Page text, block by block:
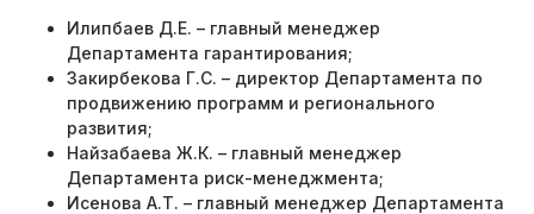
Илипбаев Д.Е. – главный менеджер
Департамента гарантирования;
Закирбекова Г.С. – директор Департамента по
продвижению программ и регионального
развития;
Найзабаева Ж.К. – главный менеджер
Департамента риск-менеджмента;
Исенова А.Т. – главный менеджер Департамента